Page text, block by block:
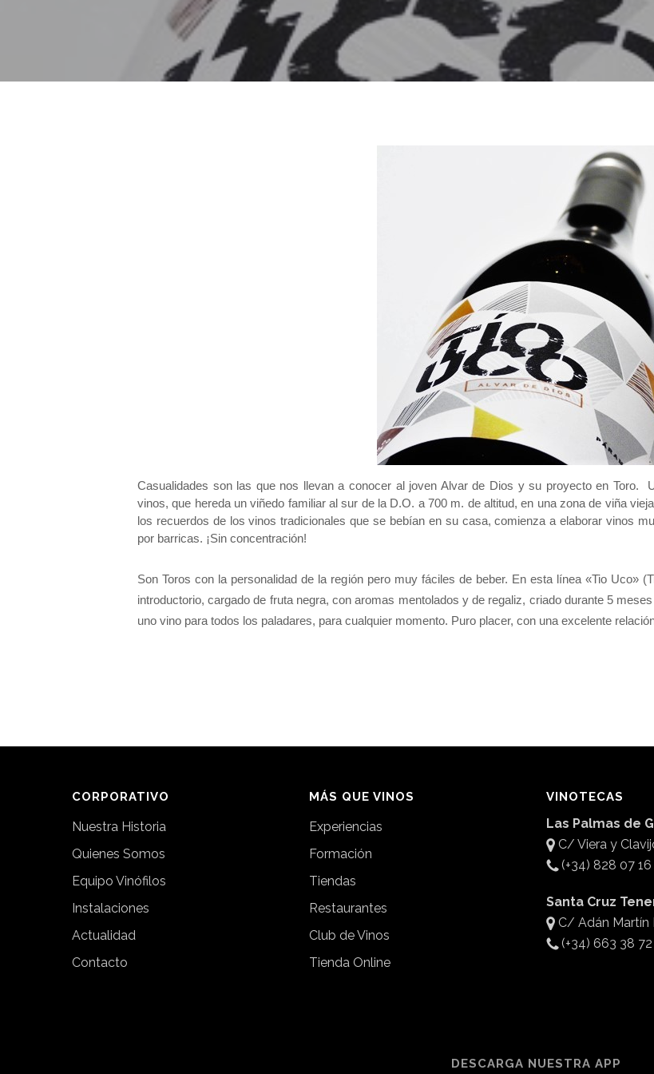
Casualidades son las que nos llevan a conocer al joven Alvar de Dios y su proyecto en Toro.
vinos, que hereda un viñedo familiar al sur de la D.O. a 700 m. de altitud, en una zona de viña
los recuerdos de los vinos tradicionales que se bebían en su casa, comienza a elaborar vinos
por barricas. ¡Sin concentración!
Son Toros con la personalidad de la región pero muy fáciles de beber. En esta línea «Tio Uco»
introductorio, cargado de fruta negra, con aromas mentolados y de regaliz, criado durante 5
uno vino para todos los paladares, para cualquier momento. Puro placer, con una excelente
CORPORATIVO
Nuestra Historia
Quienes Somos
Equipo Vinófilos
Instalaciones
Actualidad
Contacto
MÁS QUE VINOS
Experiencias
Formación
Tiendas
Restaurantes
Club de Vinos
Tienda Online
VINOTECAS
Las Palmas de
C/ Viera y
(+34) 828 07
Santa Cruz
C/ Adán Martín
(+34) 663 38
DESCARGA NUESTRA APP